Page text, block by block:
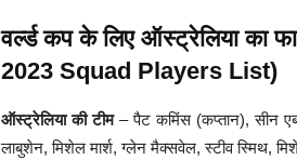
वर्ल्ड कप के लिए ऑस्ट्रेलिया
2023 Squad Players List)
ऑस्ट्रेलिया की टीम– पैट कमिंस (कप्तान), सीन
लाबुशेन, मिशेल मार्श, ग्लेन मैक्सवेल, स्टीव स्मिथ,